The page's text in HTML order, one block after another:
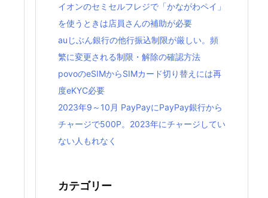
イオンのセミセルフレジで「かながわペイ」
を使うときは店員さんの補助が必要
auじぶん銀行の他行振込制限が厳しい。頻
繁に変更される制限・解除の確認方法
povoのeSIMからSIMカード切り替えには再
度eKYC必要
2023年9～10月 PayPayにPayPay銀行から
チャージで500P。2023年にチャージしてい
ない人もれなく
カテゴリー